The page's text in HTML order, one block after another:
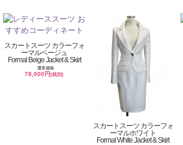
スカートスーツ カラーフォ
ーマルベージュ
Formal Beige Jacket & Skirt
通常価格
78,000円(税別)
スカートスーツ カラーフォ
ーマルホワイト
Formal White Jacket & Skirt